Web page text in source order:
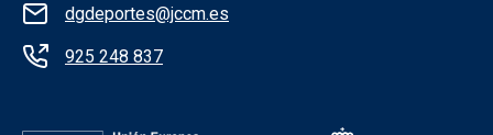
dgdeportes@jccm.es
925 248 837